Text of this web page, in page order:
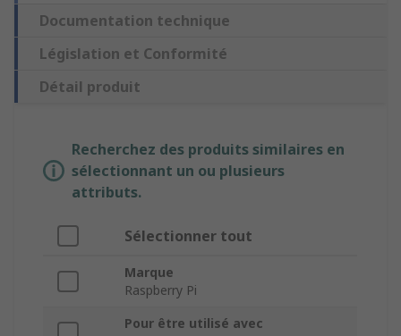
Documentation technique
Législation et Conformité
Détail produit
Recherchez des produits similaires en
sélectionnant un ou plusieurs
attributs.
Sélectionner tout
Marque
Raspberry Pi
Pour être utilisé avec